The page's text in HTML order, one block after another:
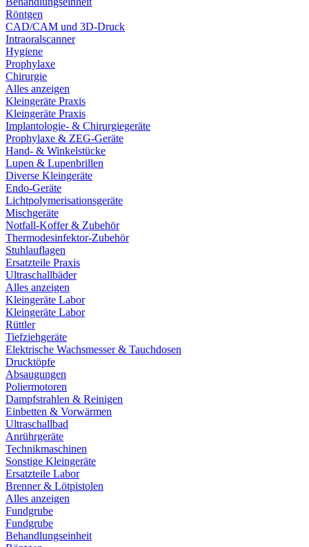
Röntgen
CAD/CAM und 3D-Druck
Intraoralscanner
Hygiene
Prophylaxe
Chirurgie
Alles anzeigen
Kleingeräte Praxis
Kleingeräte Praxis
Implantologie- & Chirurgiegeräte
Prophylaxe & ZEG-Geräte
Hand- & Winkelstücke
Lupen & Lupenbrillen
Diverse Kleingeräte
Endo-Geräte
Lichtpolymerisationsgeräte
Mischgeräte
Notfall-Koffer & Zubehör
Thermodesinfektor-Zubehör
Stuhlauflagen
Ersatzteile Praxis
Ultraschallbäder
Alles anzeigen
Kleingeräte Labor
Kleingeräte Labor
Rüttler
Tiefziehgeräte
Elektrische Wachsmesser & Tauchdosen
Drucktöpfe
Absaugungen
Poliermotoren
Dampfstrahlen & Reinigen
Einbetten & Vorwärmen
Ultraschallbad
Anrührgeräte
Technikmaschinen
Sonstige Kleingeräte
Ersatzteile Labor
Brenner & Lötpistolen
Alles anzeigen
Fundgrube
Fundgrube
Behandlungseinheit